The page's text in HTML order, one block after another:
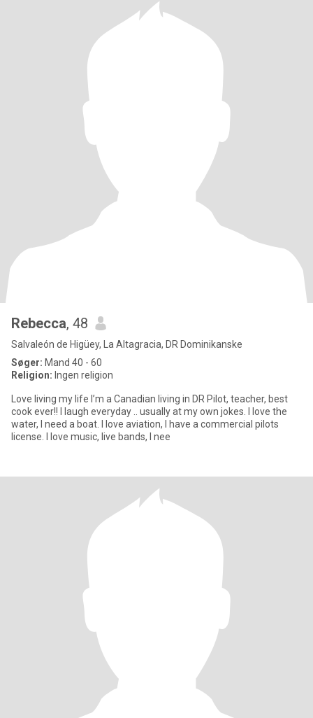
Rebecca, 48
Salvaleón de Higüey, La Altagracia, DR Dominikanske
Søger: Mand 40 - 60
Religion: Ingen religion
Love living my life I’m a Canadian living in DR Pilot, teacher, best
cook ever!! I laugh everyday .. usually at my own jokes. I love the
water, I need a boat. I love aviation, I have a commercial pilots
license. I love music, live bands, I nee